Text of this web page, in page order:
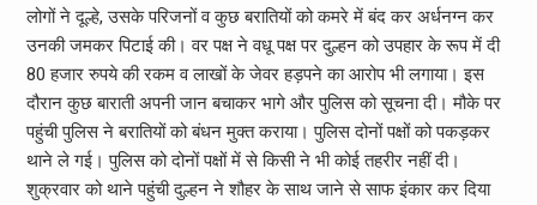
लोगों ने दूल्हे, उसके परिजनों व कुछ बरातियों को कमरे में बंद कर अर्धनग्न कर
उनकी जमकर पिटाई की। वर पक्ष ने वधू पक्ष पर दुल्हन को उपहार के रूप में दी
80 हजार रुपये की रकम व लाखों के जेवर हड़पने का आरोप भी लगाया। इस
दौरान कुछ बाराती अपनी जान बचाकर भागे और पुलिस को सूचना दी। मौके पर
पहुंची पुलिस ने बरातियों को बंधन मुक्त कराया। पुलिस दोनों पक्षों को पकड़कर
थाने ले गई। पुलिस को दोनों पक्षों में से किसी ने भी कोई तहरीर नहीं दी।
शुक्रवार को थाने पहुंची दुल्हन ने शौहर के साथ जाने से साफ इंकार कर दिया